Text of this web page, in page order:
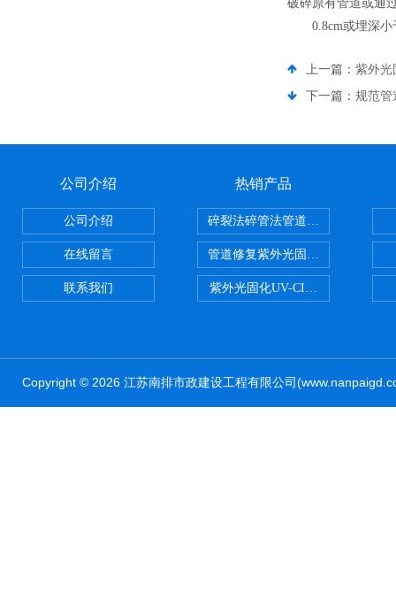
破碎原有管道或通
0.8cm或埋深
上一篇： 紫外光
下一篇： 规范管
公司介绍
公司介绍
在线留言
联系我们
热销产品
碎裂法碎管法管道修复技术
管道修复紫外光固化修复CIPP内
紫外光固化UV-CIPP修复管道非
Copyright © 2026 江苏南排市政建设工程有限公司